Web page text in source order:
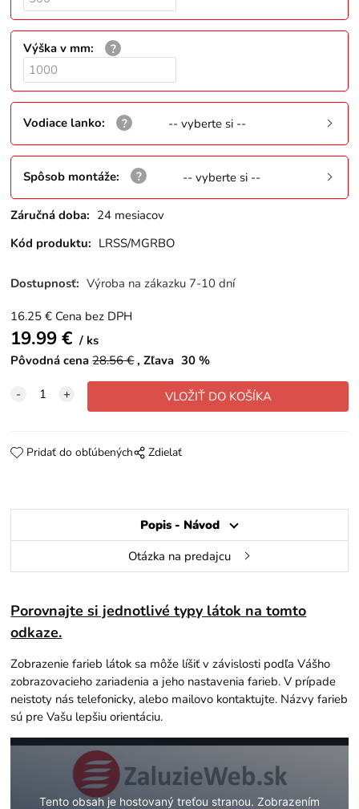
Výška v mm:
Vodiace lanko: -- vyberte si --
Spôsob montáže: -- vyberte si --
Záručná doba: 24 mesiacov
Kód produktu: LRSS/MGRBO
Dostupnosť: Výroba na zákazku 7-10 dní
16.25 € Cena bez DPH
19.99€
ks
Pôvodná cena 28.56€ Zľava 30 %
Pridať do obľúbených Zdielať
Popis - Návod
Otázka na predajcu
Porovnajte si jednotlivé typy látok na tomto
odkaze.
Zobrazenie farieb látok sa môže líšiť v závislosti podľa Vášho
zobrazovacieho zariadenia a jeho nastavenia farieb. V prípade
neistoty nás telefonicky, alebo mailovo kontaktujte. Názvy farieb
sú pre Vašu lepšiu orientáciu.
Tento obsah je hostovaný treťou stranou. Zobrazením